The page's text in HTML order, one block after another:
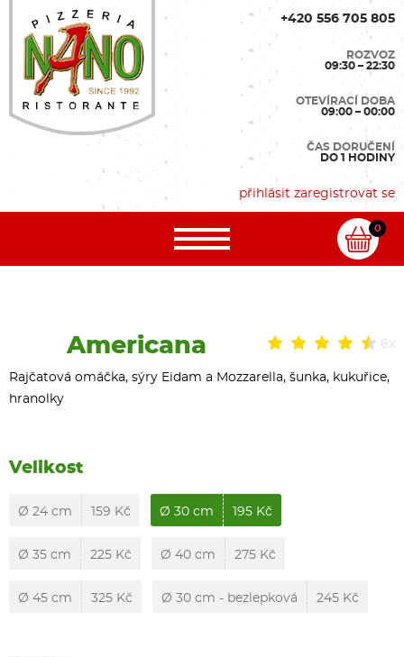
+420 556 705 805
ROZVOZ
09:30 – 22:30
OTEVÍRACÍ DOBA
09:00 – 00:00
ČAS DORUČENÍ
DO 1 HODINY
přihlásit zaregistrovat se
0
6x
Americana
Rajčatová omáčka, sýry Eidam a Mozzarella, šunka, kukuřice,
hranolky
Velikost
Ø 24 cm 159 Kč Ø 30 cm 195 Kč
Ø 35 cm 225 Kč Ø 40 cm 275 Kč
Ø 45 cm 325 Kč Ø 30 cm - bezlepková 245 Kč